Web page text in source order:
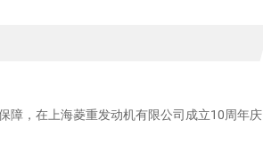
障，在上海菱重发动机有限公司成立10周年庆